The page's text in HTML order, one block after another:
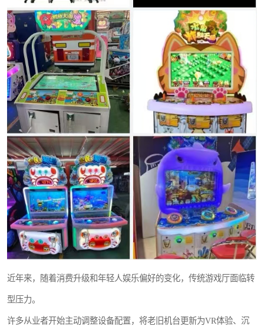
近年来，随着消费升级和年轻人娱乐偏好的变化，传统游戏厅面临转
型压力。
许多从业者开始主动调整设备配置，将老旧机台更新为VR体验、沉